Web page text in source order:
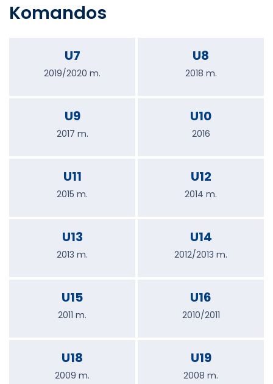
Komandos
U7
2019/2020 m.
U8
2018 m.
U9
2017 m.
U10
2016
U11
2015 m.
U12
2014 m.
U13
2013 m.
U14
2012/2013 m.
U15
2011 m.
U16
2010/2011
U18
2009 m.
U19
2008 m.